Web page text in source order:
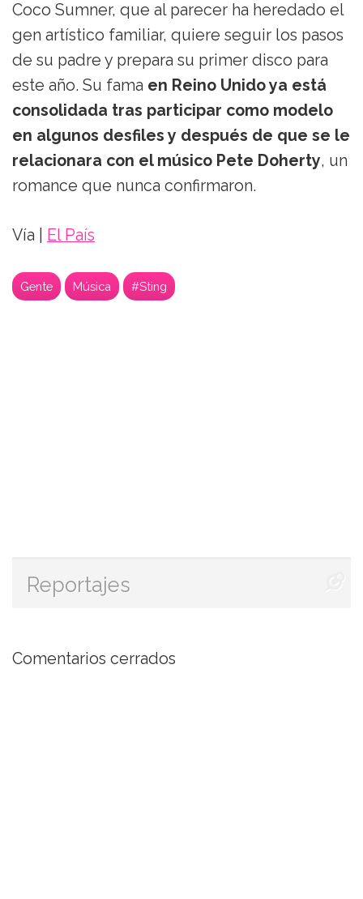
Coco Sumner, que al parecer ha heredado el
gen artístico familiar, quiere seguir los pasos
de su padre y prepara su primer disco para
este año. Su fama en Reino Unido ya está
consolidada tras participar como modelo
en algunos desfiles y después de que se le
relacionara con el músico Pete Doherty, un
romance que nunca confirmaron.
Vía | El País
Gente Música #Sting
Reportajes
Comentarios cerrados